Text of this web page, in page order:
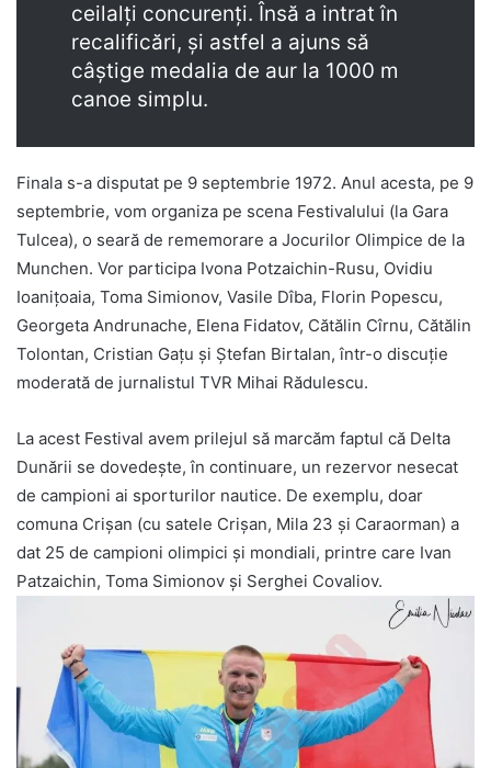
ceilalți concurenți. Însă a intrat în
recalificări, și astfel a ajuns să
câștige medalia de aur la 1000 m
canoe simplu.
Finala s-a disputat pe 9 septembrie 1972. Anul acesta, pe 9
septembrie, vom organiza pe scena Festivalului (la Gara
Tulcea), o seară de rememorare a Jocurilor Olimpice de la
Munchen. Vor participa Ivona Potzaichin-Rusu, Ovidiu
Ioanițoaia, Toma Simionov, Vasile Dîba, Florin Popescu,
Georgeta Andrunache, Elena Fidatov, Cătălin Cîrnu, Cătălin
Tolontan, Cristian Gațu și Ștefan Birtalan, într-o discuție
moderată de jurnalistul TVR Mihai Rădulescu.
La acest Festival avem prilejul să marcăm faptul că Delta
Dunării se dovedește, în continuare, un rezervor nesecat
de campioni ai sporturilor nautice. De exemplu, doar
comuna Crișan (cu satele Crișan, Mila 23 și Caraorman) a
dat 25 de campioni olimpici și mondiali, printre care Ivan
Patzaichin, Toma Simionov și Serghei Covaliov.